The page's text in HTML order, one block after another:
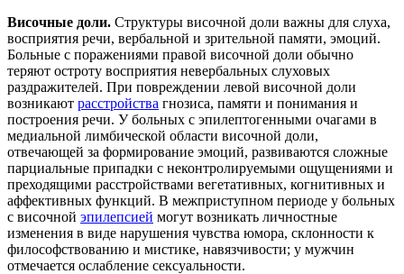
Височные доли. Структуры височной доли важны для слуха,
восприятия речи, вербальной и зрительной памяти, эмоций.
Больные с поражениями правой височной доли обычно
теряют остроту восприятия невербальных слуховых
раздражителей. При повреждении левой височной доли
возникают расстройства гнозиса, памяти и понимания и
построения речи. У больных с эпилептогенными очагами в
медиальной лимбической области височной доли,
отвечающей за формирование эмоций, развиваются сложные
парциальные припадки с неконтролируемыми ощущениями и
преходящими расстройствами вегетативных, когнитивных и
аффективных функций. В межприступном периоде у больных
с височной эпилепсией могут возникать личностные
изменения в виде нарушения чувства юмора, склонности к
философствованию и мистике, навязчивости; у мужчин
отмечается ослабление сексуальности.